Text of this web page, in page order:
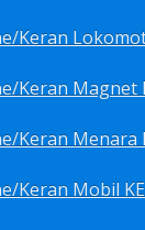
Keran
Keran Magnet
Keran Menara
Keran Mobil